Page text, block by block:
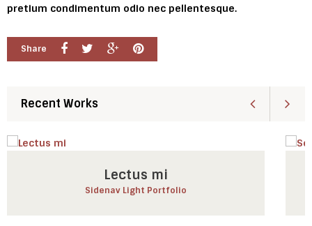
pretium condimentum odio nec pellentesque.
Share
Recent Works
Lectus mi
Sidenav Light Portfolio